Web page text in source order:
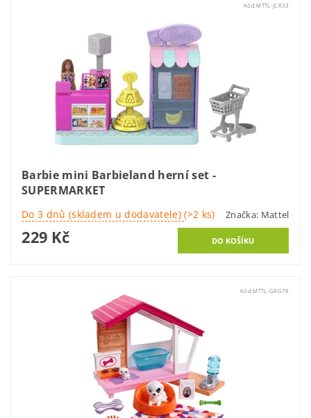
Kód:MTTL-JCR33
Barbie mini Barbieland herní set -
SUPERMARKET
Do 3 dnů (skladem u dodavatele)(>2 ks) Značka: Mattel
229 Kč
Kód:MTTL-GRG78